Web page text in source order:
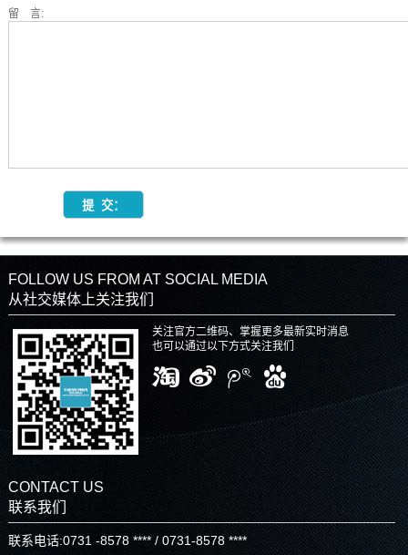
留 言:
FOLLOW US FROM AT SOCIAL MEDIA
从社交媒体上关注我们
关注官方二维码、掌握更多最新实时消息
也可以通过以下方式关注我们
CONTACT US
联系我们
联系电话:0731 -8578 **** / 0731-8578 ****